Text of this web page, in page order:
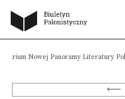
Nowej Panoramy Literatury